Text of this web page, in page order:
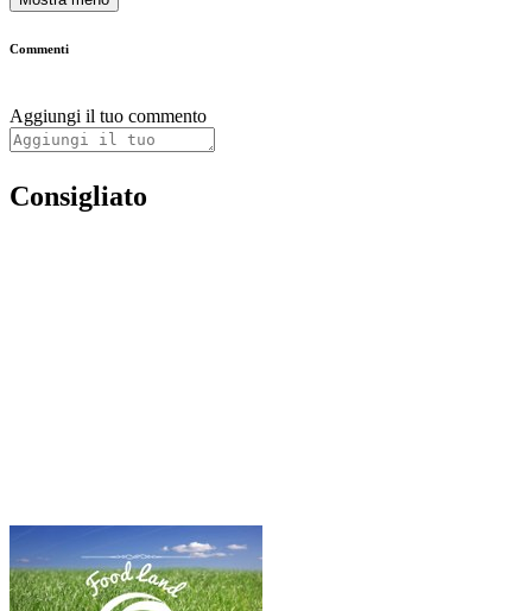
Commenti
Aggiungi il tuo commento
Consigliato